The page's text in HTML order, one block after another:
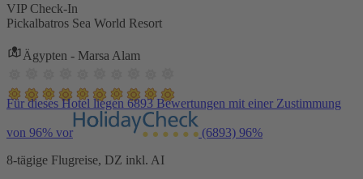
VIP Check-In
Pickalbatros Sea World Resort
Ägypten - Marsa Alam
Für dieses Hotel liegen 6893 Bewertungen mit einer Zustimmung
von 96% vor (6893) 96%
8-tägige Flugreise, DZ inkl. AI